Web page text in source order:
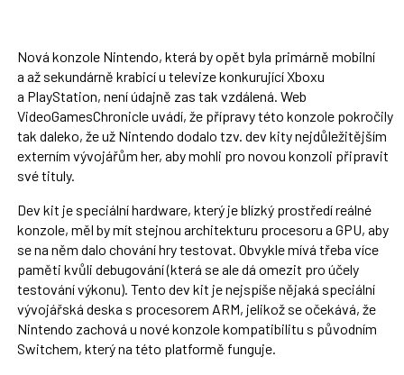
Nová konzole Nintendo, která by opět byla primárně mobilní
a až sekundárně krabicí u televize konkurující Xboxu
a PlayStation, není údajně zas tak vzdálená. Web
VideoGamesChronicle uvádí, že přípravy této konzole pokročily
tak daleko, že už Nintendo dodalo tzv. dev kity nejdůležitějším
externím vývojářům her, aby mohli pro novou konzoli připravit
své tituly.
Dev kit je speciální hardware, který je blízký prostředí reálné
konzole, měl by mít stejnou architekturu procesoru a GPU, aby
se na něm dalo chování hry testovat. Obvykle mívá třeba více
paměti kvůli debugování (která se ale dá omezit pro účely
testování výkonu). Tento dev kit je nejspíše nějaká speciální
vývojářská deska s procesorem ARM, jelikož se očekává, že
Nintendo zachová u nové konzole kompatibilitu s původním
Switchem, který na této platformě funguje.